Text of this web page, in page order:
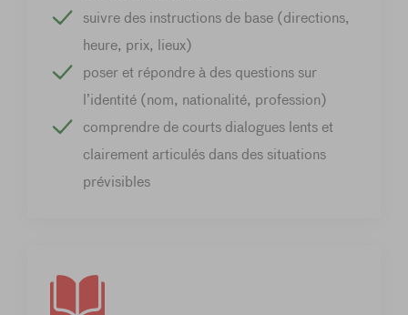
suivre des instructions de base (directions,
heure, prix, lieux)
poser et répondre à des questions sur
l’identité (nom, nationalité, profession)
comprendre de courts dialogues lents et
clairement articulés dans des situations
prévisibles